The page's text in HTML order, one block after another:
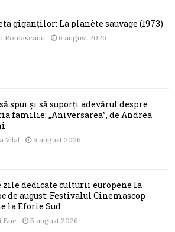
giganților: La planète sauvage (1973)
Romascanu 6 august 2026
spui și să suporți adevărul despre
familie: „Aniversarea”, de Andrea
Vilal 6 august 2026
zile dedicate culturii europene la
de august: Festivalul Cinemascop
la Eforie Sud
Ene 5 august 2026